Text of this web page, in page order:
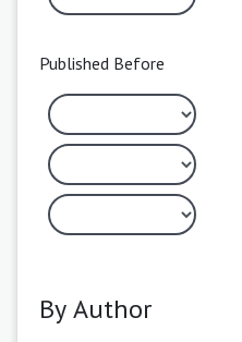
Published Before
By Author